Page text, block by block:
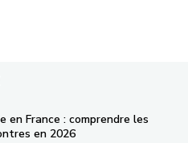
en France : comprendre les
en 2026